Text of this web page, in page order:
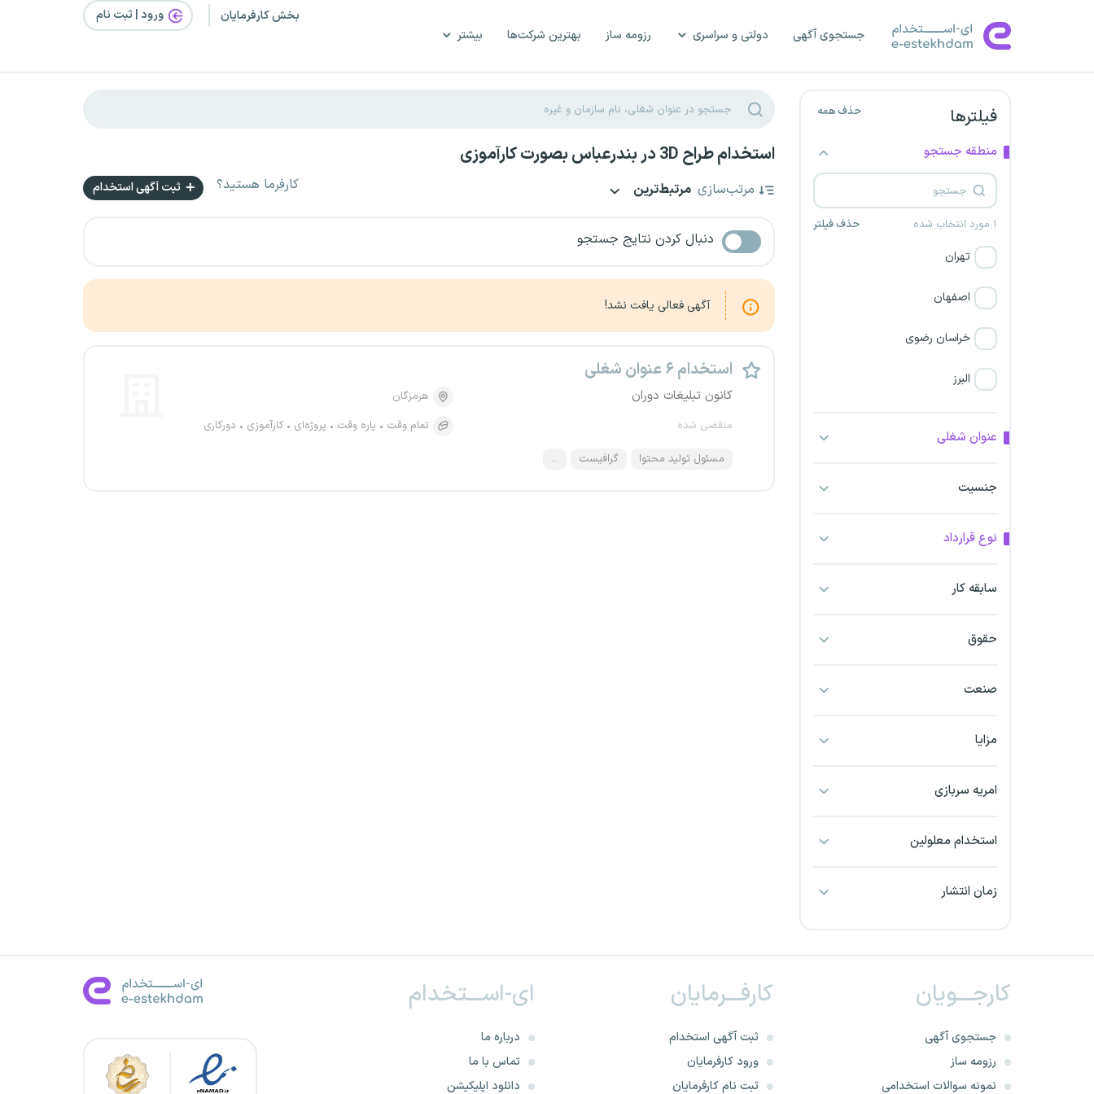
جستجوی آگهی دولتی و سراسری رزومه ساز بهترین شرکت‌ها بیشتر
بخش کارفرمایان ورود | ثبت‌ نام
فیلترها حذف همه
منطقه جستجو
۱ مورد انتخاب شده حذف فیلتر
تهران
اصفهان
خراسان رضوی
البرز
اراک
اردبیل
بندرعباس
خراسان شمالی
خرم آباد
خوزستان
عنوان شغلی
جنسیت
نوع قرارداد
سابقه کار
حقوق
صنعت
مزایا
امریه سربازی
استخدام معلولین
زمان انتشار
استخدام طراح 3D در بندرعباس بصورت کارآموزی
مرتب‌سازی مرتبط‌ترین کارفرما هستید؟ ثبت آگهی استخدام
دنبال کردن نتایج جستجو
آگهی فعالی یافت نشد!
استخدام ۶ عنوان شغلی
کانون تبلیغات دوران
منقضی شده
هرمزگان
تمام وقت
پاره وقت پروژه‌ای کارآموزی دورکاری
مسئول تولید محتوا گرافیست ...
کارجـــویان
جستجوی آگهی
رزومه ساز
نمونه سوالات استخدامی
کارفـــرمایان
ثبت آگهی استخدام
ورود کارفرمایان
ثبت نام کارفرمایان
ای-اســـتخدام
درباره ما
تماس با ما
دانلود اپلیکیشن